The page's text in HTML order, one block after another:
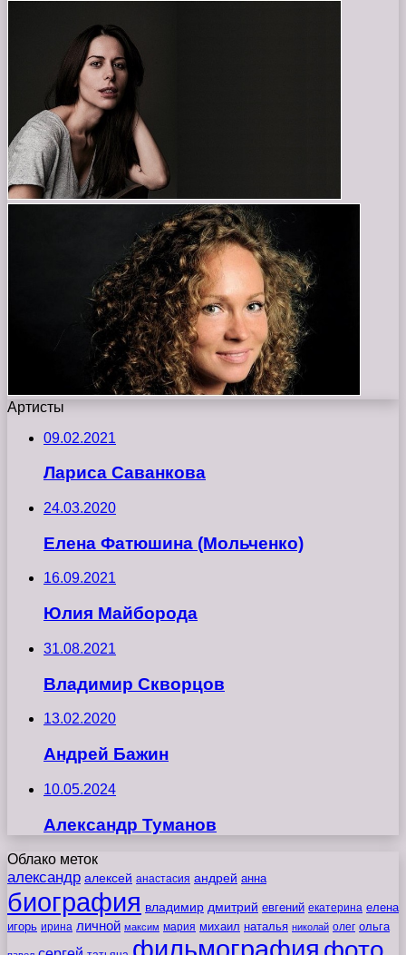
Артисты
09.02.2021
Лариса Саванкова
24.03.2020
Елена Фатюшина (Мольченко)
16.09.2021
Юлия Майборода
31.08.2021
Владимир Скворцов
13.02.2020
Андрей Бажин
10.05.2024
Александр Туманов
Облако меток
александр алексей анастасия андрей анна
биография владимир дмитрий евгений екатерина елена
игорь ирина личной максим мария михаил наталья николай олег ольга